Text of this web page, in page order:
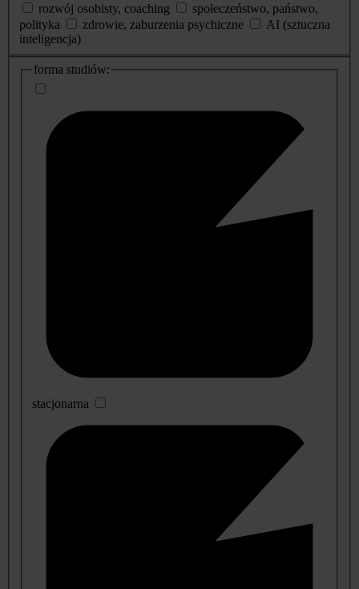
rozwój osobisty, coaching
społeczeństwo, państwo,
polityka
zdrowie, zaburzenia psychiczne
AI (sztuczna
inteligencja)
dodatkowe
informacje
forma studiów:
stacjonarna